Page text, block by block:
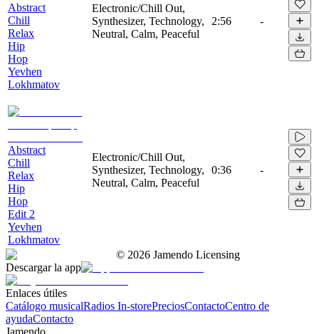
Abstract
Chill
Relax
Hip
Hop
Yevhen
Lokhmatov
Electronic/Chill Out,
Synthesizer, Technology,
Neutral, Calm, Peaceful
2:56 -
Abstract
Chill
Relax
Hip
Hop
Edit 2
Yevhen
Lokhmatov
Electronic/Chill Out,
Synthesizer, Technology,
Neutral, Calm, Peaceful
0:36 -
© 2026 Jamendo Licensing
Descargar la app
Enlaces útiles
Catálogo musicalRadios In-storePreciosContactoCentro de
ayudaContacto
Jamendo